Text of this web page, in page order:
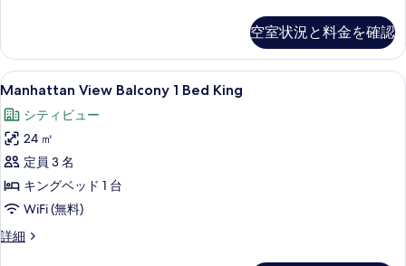
真
を
表
示
す
る
の
詳
細
空室状況と料金を確認
Manhattan
View
Balcony
1
Bed
King
の
す
エジプト綿のシーツ、高級寝具、ピ
6
Manhattan View Balcony 1 Bed King
シティビュー
24 ㎡
定員 3 名
キングベッド 1 台
WiFi (無料)
詳細
Manhattan